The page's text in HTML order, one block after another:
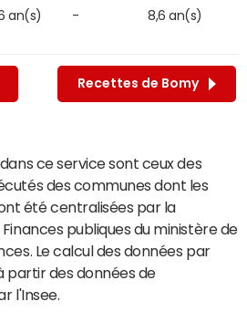
an(s) - 8,6 an(s)
Recettes de Bomy
ce service sont ceux des
des communes dont les
été centralisées par la
publiques du ministère de
Le calcul des données par
partir des données de
l'Insee.